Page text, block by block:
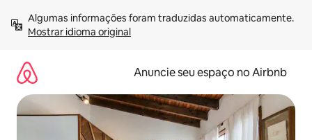
para
Mostrar idioma original
Anuncie seu espaço no Airbnb